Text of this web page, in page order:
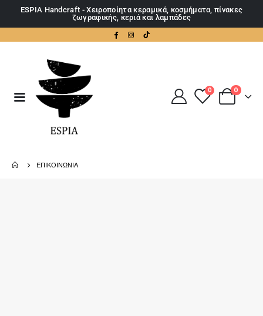
ESPIA Handcraft - Χειροποίητα κεραμικά, κοσμήματα, πίνακες
ζωγραφικής, κεριά και λαμπάδες
0 0
ΕΠΙΚΟΙΝΩΝΙΑ